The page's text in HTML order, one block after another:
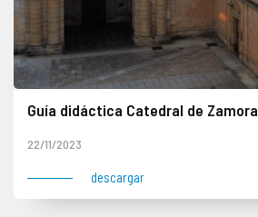
Guía didáctica Catedral de Zamora
22/11/2023
descargar